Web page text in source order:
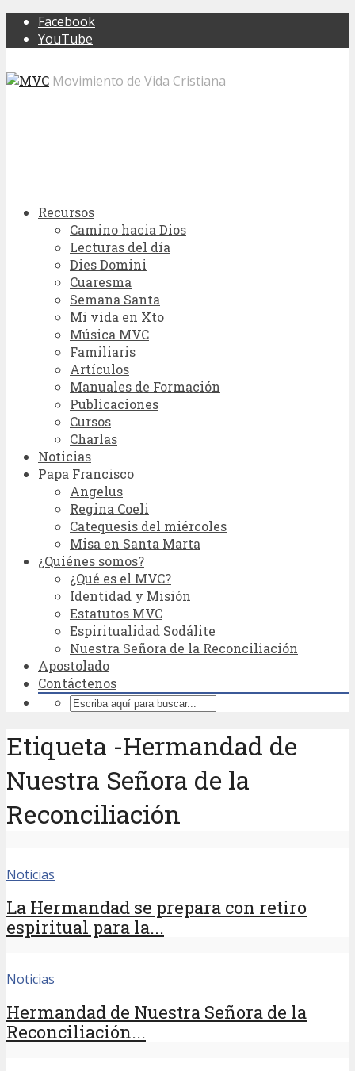
Facebook
YouTube
Movimiento de Vida Cristiana
Recursos
Camino hacia Dios
Lecturas del día
Dies Domini
Cuaresma
Semana Santa
Mi vida en Xto
Música MVC
Familiaris
Artículos
Manuales de Formación
Publicaciones
Cursos
Charlas
Noticias
Papa Francisco
Angelus
Regina Coeli
Catequesis del miércoles
Misa en Santa Marta
¿Quiénes somos?
¿Qué es el MVC?
Identidad y Misión
Estatutos MVC
Espiritualidad Sodálite
Nuestra Señora de la Reconciliación
Apostolado
Contáctenos
Etiqueta -Hermandad de
Nuestra Señora de la
Reconciliación
Noticias
La Hermandad se prepara con retiro
espiritual para la...
Noticias
Hermandad de Nuestra Señora de la
Reconciliación...